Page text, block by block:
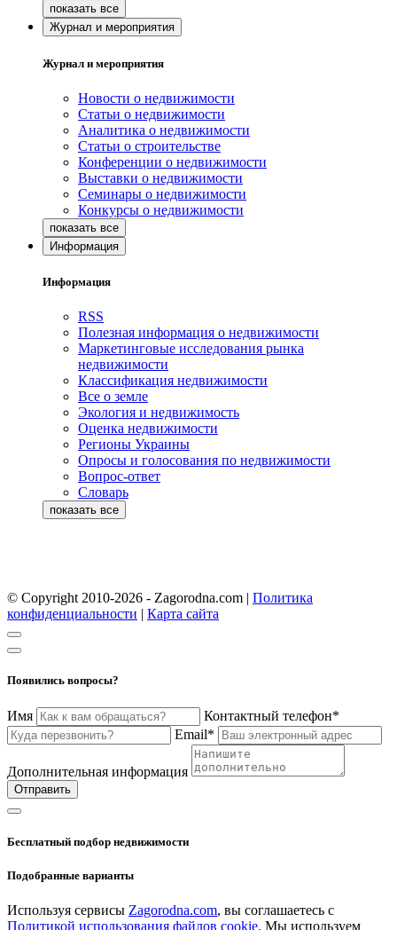
Журнал и мероприятия
Журнал и мероприятия
Новости о недвижимости
Статьи о недвижимости
Аналитика о недвижимости
Статьи о строительстве
Конференции о недвижимости
Выставки о недвижимости
Семинары о недвижимости
Конкурсы о недвижимости
Информация
Информация
RSS
Полезная информация о недвижимости
Маркетинговые исследования рынка
недвижимости
Классификация недвижимости
Все о земле
Экология и недвижимость
Оценка недвижимости
Регионы Украины
Опросы и голосования по недвижимости
Вопрос-ответ
Словарь
© Copyright 2010-2026 - Zagorodna.com | Политика
конфиденциальности | Карта сайта
Появились вопросы?
Имя
Контактный телефон*
Email*
Дополнительная информация
Отправить
Бесплатный подбор недвижимости
Подобранные варианты
Используя сервисы Zagorodna.com, вы соглашаетесь с
Политикой использования файлов cookie. Мы используем